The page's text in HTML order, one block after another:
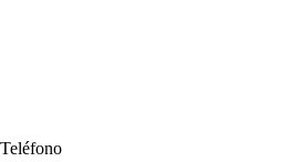
Teléfono